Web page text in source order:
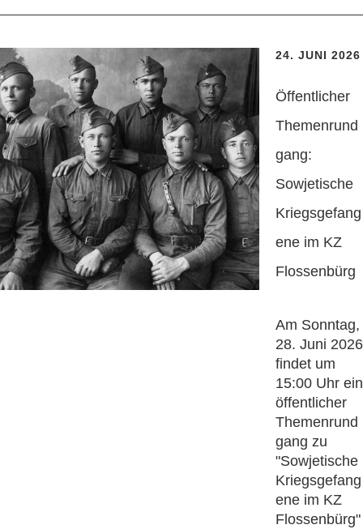
24. JUNI 2026
Öffentlicher
Themenrund
gang:
Sowjetische
Kriegsgefang
ene im KZ
Flossenbürg
Am Sonntag,
28. Juni 2026
findet um
15:00 Uhr ein
öffentlicher
Themenrund
gang zu
"Sowjetische
Kriegsgefang
ene im KZ
Flossenbürg"